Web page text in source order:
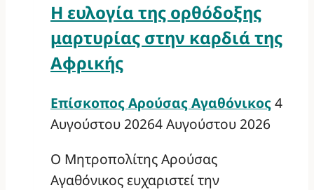
Η ευλογία της ορθόδοξης
μαρτυρίας στην καρδιά της
Αφρικής
Επίσκοπος Αρούσας Αγαθόνικος 4
Αυγούστου 20264 Αυγούστου 2026
Ο Μητροπολίτης Αρούσας
Αγαθόνικος ευχαριστεί την